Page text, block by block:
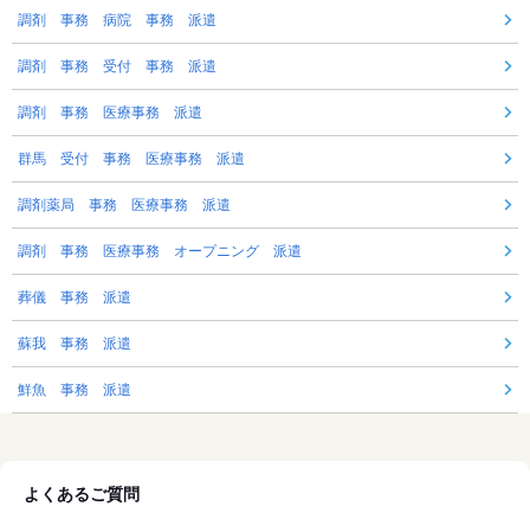
調剤 事務 病院 事務 派遣
調剤 事務 受付 事務 派遣
調剤 事務 医療事務 派遣
群馬 受付 事務 医療事務 派遣
調剤薬局 事務 医療事務 派遣
調剤 事務 医療事務 オープニング 派遣
葬儀 事務 派遣
蘇我 事務 派遣
鮮魚 事務 派遣
よくあるご質問